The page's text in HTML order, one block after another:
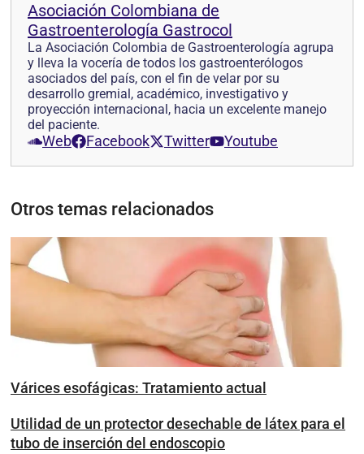
Asociación Colombiana de
Gastroenterología Gastrocol
La Asociación Colombia de Gastroenterología agrupa
y lleva la vocería de todos los gastroenterólogos
asociados del país, con el fin de velar por su
desarrollo gremial, académico, investigativo y
proyección internacional, hacia un excelente manejo
del paciente.
Web Facebook Twitter Youtube
Otros temas relacionados
Várices esofágicas: Tratamiento actual
Utilidad de un protector desechable de látex para el
tubo de inserción del endoscopio